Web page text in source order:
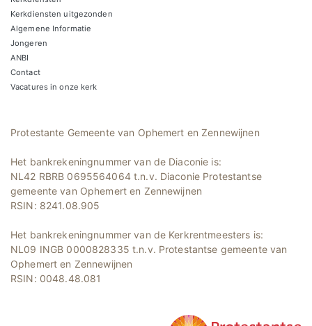
Kerkdiensten uitgezonden
Algemene Informatie
Jongeren
ANBI
Contact
Vacatures in onze kerk
Protestante Gemeente van Ophemert en Zennewijnen
Het bankrekeningnummer van de Diaconie is:
NL42 RBRB 0695564064 t.n.v. Diaconie Protestantse
gemeente van Ophemert en Zennewijnen
RSIN: 8241.08.905
Het bankrekeningnummer van de Kerkrentmeesters is:
NL09 INGB 0000828335 t.n.v. Protestantse gemeente van
Ophemert en Zennewijnen
RSIN: 0048.48.081